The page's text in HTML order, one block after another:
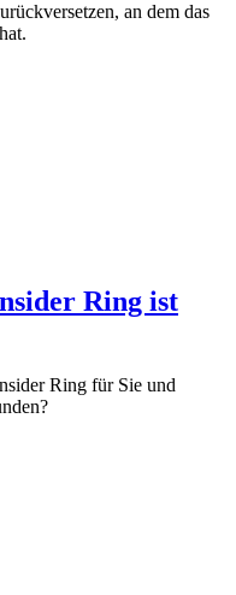
an dem das
Ring ist
Ring für Sie und